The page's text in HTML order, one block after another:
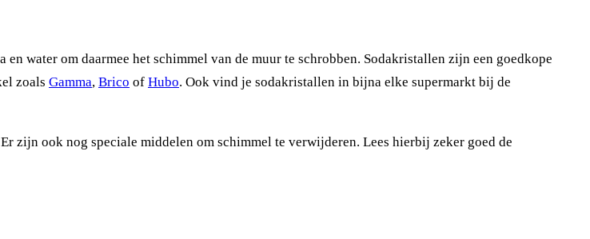
water om daarmee het schimmel van de muur te schrobben. Sodakristallen zijn een goedkope
zoals Gamma, Brico of Hubo. Ook vind je sodakristallen in bijna elke supermarkt bij de
zijn ook nog speciale middelen om schimmel te verwijderen. Lees hierbij zeker goed de